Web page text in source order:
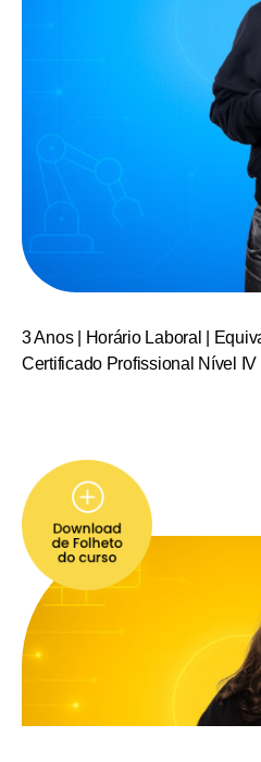
3 Anos | Horário Laboral |
Certificado Profissional Nível IV